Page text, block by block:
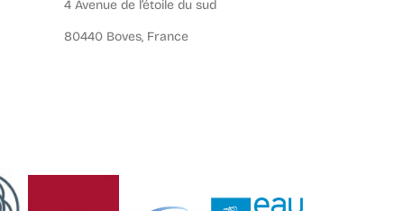
4 Avenue de l’étoile du sud
80440 Boves, France